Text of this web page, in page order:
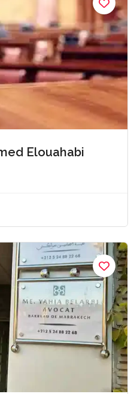
Elouahabi